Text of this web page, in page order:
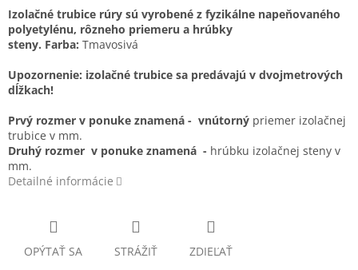
Izolačné trubice rúry sú vyrobené z fyzikálne napeňovaného
polyetylénu, rôzneho priemeru a hrúbky
steny. Farba: Tmavosivá
Upozornenie: izolačné trubice sa predávajú v dvojmetrových
dĺžkach!
Prvý rozmer v ponuke znamená - vnútorný priemer izolačnej
trubice v mm.
Druhý rozmer v ponuke znamená - hrúbku izolačnej steny v
mm.
Detailné informácie
OPÝTAŤ SA STRÁŽIŤ ZDIEĽAŤ